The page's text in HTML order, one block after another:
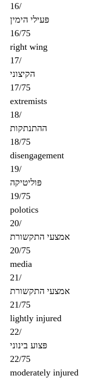
16/
פּעילי הימין
16/75
right wing
17/
הקיצוני
17/75
extremists
18/
ההתנתקות
18/75
disengagement
19/
פּוליטיקה
19/75
polotics
20/
אמצעי התקשורת
20/75
media
21/
אמצעי התקשורת
21/75
lightly injured
22/
פּצוע בינוני
22/75
moderately injured